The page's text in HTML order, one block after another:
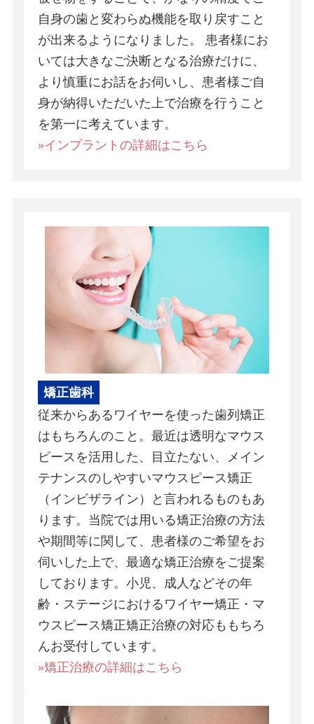
自身の歯と変わらぬ機能を取り戻すこと
が出来るようになりました。 患者様にお
いては大きなご決断となる治療だけに、
より慎重にお話をお伺いし、患者様ご自
身が納得いただいた上で治療を行うこと
を第一に考えています。
»インプラントの詳細はこちら
矯正歯科
従来からあるワイヤーを使った歯列矯正
はもちろんのこと。最近は透明なマウス
ピースを活用した、目立たない、メイン
テナンスのしやすいマウスピース矯正
（インビザライン）と言われるものもあ
ります。当院では用いる矯正治療の方法
や期間等に関して、患者様のご希望をお
伺いした上で、最適な矯正治療をご提案
しております。小児、成人などその年
齢・ステージにおけるワイヤー矯正・マ
ウスピース矯正矯正治療の対応ももちろ
んお受付しています。
»矯正治療の詳細はこちら